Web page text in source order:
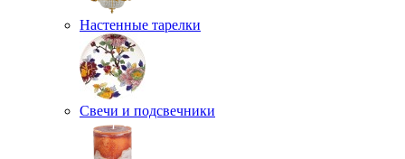
Настенные тарелки
Свечи и подсвечники